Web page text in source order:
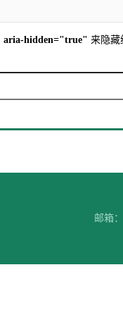
aria-hidden="true" 来隐藏
邮箱